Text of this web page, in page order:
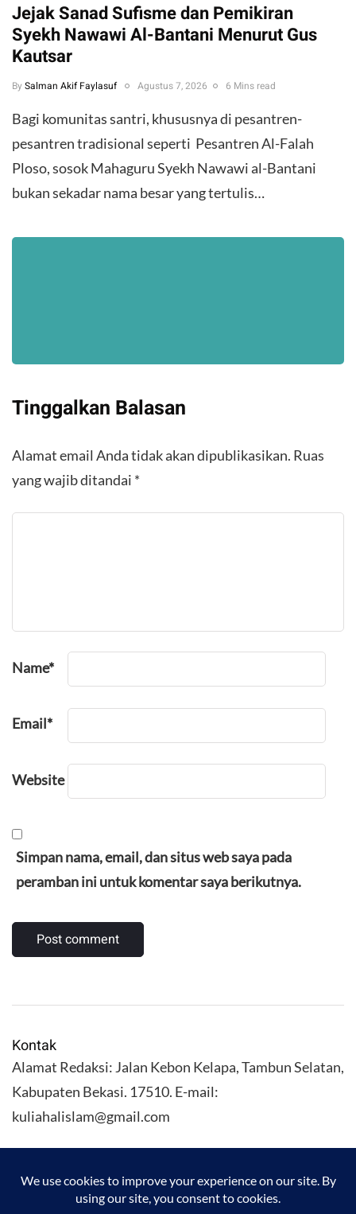
Jejak Sanad Sufisme dan Pemikiran
Syekh Nawawi Al-Bantani Menurut Gus
Kautsar
By Salman Akif Faylasuf Agustus 7, 2026 6 Mins read
Bagi komunitas santri, khususnya di pesantren-
pesantren tradisional seperti Pesantren Al-Falah
Ploso, sosok Mahaguru Syekh Nawawi al-Bantani
bukan sekadar nama besar yang tertulis…
Tinggalkan Balasan
Alamat email Anda tidak akan dipublikasikan. Ruas
yang wajib ditandai *
Name*
Email*
Website
Simpan nama, email, dan situs web saya pada
peramban ini untuk komentar saya berikutnya.
Kontak
Alamat Redaksi: Jalan Kebon Kelapa, Tambun Selatan,
Kabupaten Bekasi. 17510. E-mail:
kuliahalislam@gmail.com